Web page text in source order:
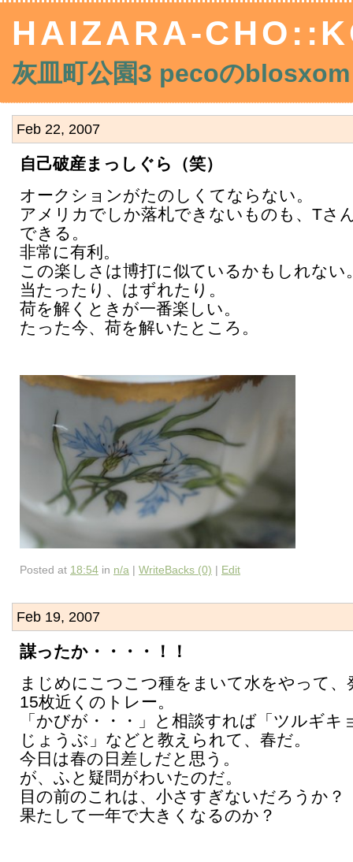
HAIZARA-
灰皿町公園3 pecoの
Feb 22, 2007
自己破産まっしぐら（笑）
オークションがたのしくてならない。
アメリカでしか落札できないものも、Tさ
できる。
非常に有利。
この楽しさは博打に似ているかもしれない
当たったり、はずれたり。
荷を解くときが一番楽しい。
たった今、荷を解いたところ。
Posted at 18:54 in n/a | WriteBacks (0) | Edit
Feb 19, 2007
謀ったか・・・・！！
まじめにこつこつ種をまいて水をやって、
15枚近くのトレー。
「かびが・・・」と相談すれば「ツルギキ
じょうぶ」などと教えられて、春だ。
今日は春の日差しだと思う。
が、ふと疑問がわいたのだ。
目の前のこれは、小さすぎないだろうか？
果たして一年で大きくなるのか？